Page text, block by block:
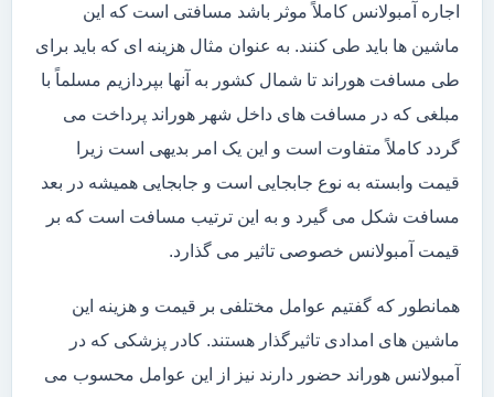
اجاره آمبولانس کاملاً موثر باشد مسافتی است که این
ماشین ها باید طی کنند. به عنوان مثال هزینه ای که باید برای
طی مسافت هوراند تا شمال کشور به آنها بپردازیم مسلماً با
مبلغی که در مسافت های داخل شهر هوراند پرداخت می
گردد کاملاً متفاوت است و این یک امر بدیهی است زیرا
قیمت وابسته به نوع جابجایی است و جابجایی همیشه در بعد
مسافت شکل می گیرد و به این ترتیب مسافت است که بر
قیمت آمبولانس خصوصی تاثیر می گذارد.
همانطور که گفتیم عوامل مختلفی بر قیمت و هزینه این
ماشین های امدادی تاثیرگذار هستند. کادر پزشکی که در
آمبولانس هوراند حضور دارند نیز از این عوامل محسوب می